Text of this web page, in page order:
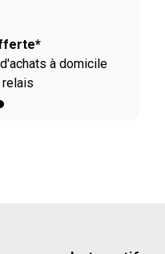
Avec Paypal et dès